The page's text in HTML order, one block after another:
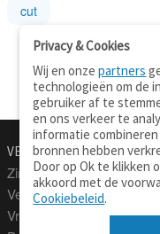
cut
VERTALEN.NU
Zinnen vertalen
Verklarend woordenboek
Vraagbaak
Privacy & Cookies
Wij en onzepartners
technologieën om de
gebruiker af te
en ons verkeer te
informatie
bronnen hebben
Door op Ok te klikken
akkoord met de
Cookiebeleid.